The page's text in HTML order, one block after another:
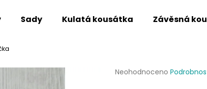
Sady Kulatá kousátka Závěsná
Průměrné
Neohodnoceno
Co potřebujete najít?